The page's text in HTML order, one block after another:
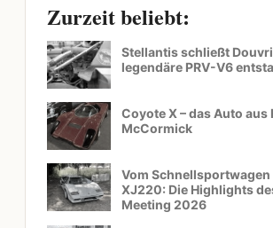
Zurzeit beliebt:
Stellantis schließt
legendäre PRV-V6
Coyote X – das Auto aus
McCormick
Vom Schnellsportwagen
XJ220: Die Highlights
Meeting 2026